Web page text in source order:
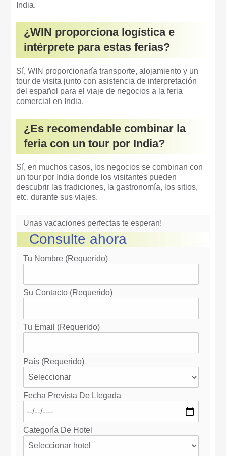
India.
¿WIN proporciona logística e
intérprete para estas ferias?
Sí, WIN proporcionaría transporte, alojamiento y un
tour de visita junto con asistencia de interpretación
del español para el viaje de negocios a la feria
comercial en India.
¿Es recomendable combinar la
feria con un tour por India?
Sí, en muchos casos, los negocios se combinan con
un tour por India donde los visitantes pueden
descubrir las tradiciones, la gastronomía, los sitios,
etc. durante sus viajes.
Unas vacaciones perfectas te esperan!
Consulte ahora
Tu Nombre (requerido)
Su Contacto (requerido)
Tu Email (requerido)
País (requerido)
Fecha Prevista De Llegada
Categoría De Hotel